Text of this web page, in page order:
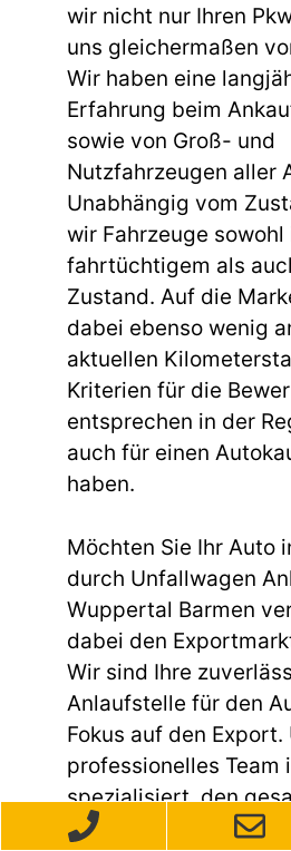
wir nicht nur Ihren
uns gleichermaßen
Wir haben eine
Erfahrung beim
sowie von Groß- und
Nutzfahrzeugen aller
Unabhängig vom
wir Fahrzeuge sowohl
fahrtüchtigem als
Zustand. Auf die
dabei ebenso wenig
aktuellen
Kriterien für die
entsprechen in der
auch für einen
haben.
Möchten Sie Ihr Auto
durch Unfallwagen
Wuppertal Barmen
dabei den
Wir sind Ihre
Anlaufstelle für den
Fokus auf den Export.
professionelles Team
spezialisiert, den
reibungslos und